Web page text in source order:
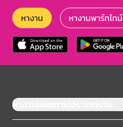
หางาน หางานพาร์ทไทม์
หางานแยกตามประเภทงาน